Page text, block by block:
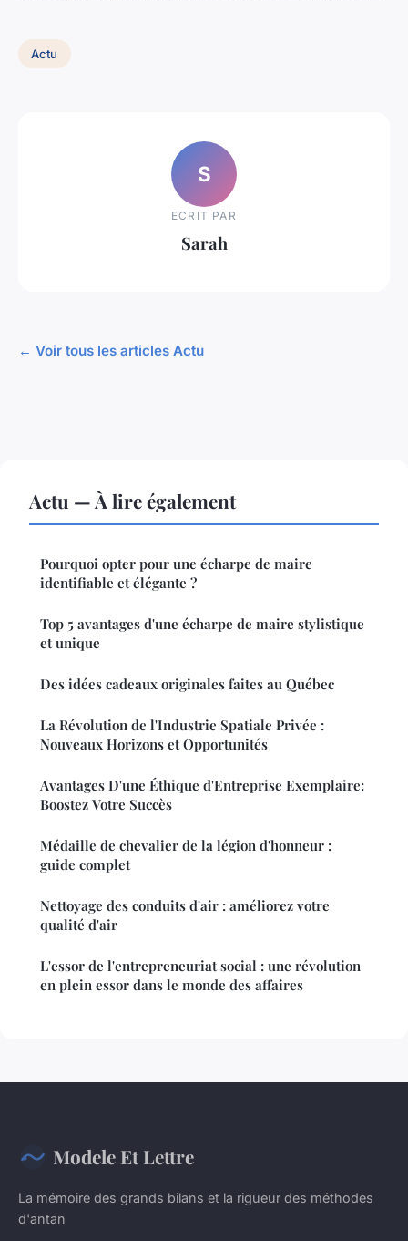
Actu
S
ECRIT PAR
Sarah
← Voir tous les articles Actu
Actu — À lire également
Pourquoi opter pour une écharpe de maire
identifiable et élégante ?
Top 5 avantages d'une écharpe de maire stylistique
et unique
Des idées cadeaux originales faites au Québec
La Révolution de l'Industrie Spatiale Privée :
Nouveaux Horizons et Opportunités
Avantages D'une Éthique d'Entreprise Exemplaire:
Boostez Votre Succès
Médaille de chevalier de la légion d'honneur :
guide complet
Nettoyage des conduits d'air : améliorez votre
qualité d'air
L'essor de l'entrepreneuriat social : une révolution
en plein essor dans le monde des affaires
Modele Et Lettre
La mémoire des grands bilans et la rigueur des méthodes
d'antan